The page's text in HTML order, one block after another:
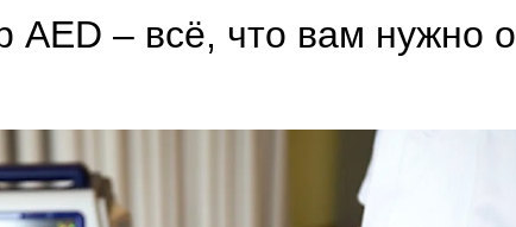
AED – всё, что вам нужно о